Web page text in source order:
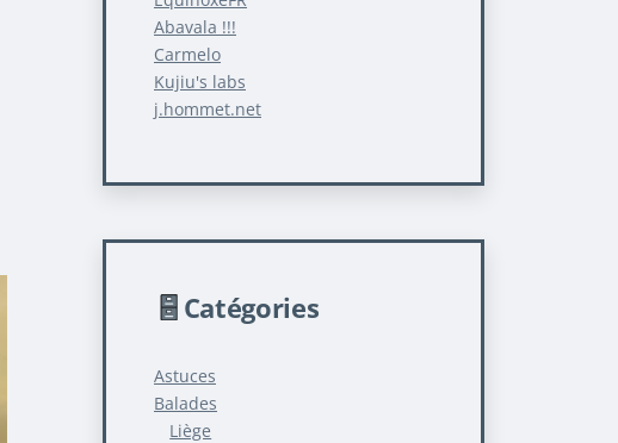
Abavala !!!
Carmelo
Kujiu's labs
j.hommet.net
Catégories
Astuces
Balades
Liège